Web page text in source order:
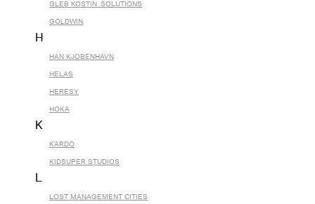
GLEB KOSTIN .SOLUTIONS
GOLDWIN
H
HAN KJOBENHAVN
HELAS
HERESY
HOKA
K
KARDO
KIDSUPER STUDIOS
L
LOST MANAGEMENT CITIES